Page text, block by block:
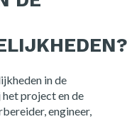
in de
project en de
engineer,